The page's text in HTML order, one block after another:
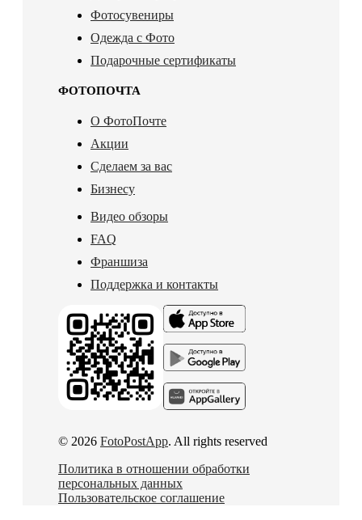
Фотосувениры
Одежда с Фото
Подарочные сертификаты
ФОТОПОЧТА
О ФотоПочте
Акции
Сделаем за вас
Бизнесу
Видео обзоры
FAQ
Франшиза
Поддержка и контакты
© 2026 FotoPostApp. All rights reserved
Политика в отношении обработки
персональных данных
Пользовательское соглашение